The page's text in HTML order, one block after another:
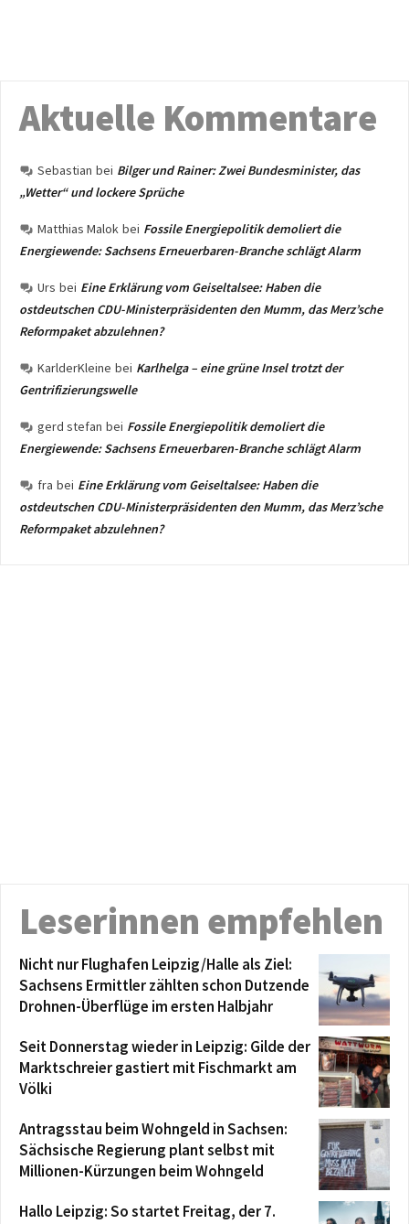
Aktuelle Kommentare
Sebastian bei Bilger und Rainer: Zwei Bundesminister, das
„Wetter“ und lockere Sprüche
Matthias Malok bei Fossile Energiepolitik demoliert die
Energiewende: Sachsens Erneuerbaren-Branche schlägt Alarm
Urs bei Eine Erklärung vom Geiseltalsee: Haben die
ostdeutschen CDU-Ministerpräsidenten den Mumm, das Merz’sche
Reformpaket abzulehnen?
KarlderKleine bei Karlhelga – eine grüne Insel trotzt der
Gentrifizierungswelle
gerd stefan bei Fossile Energiepolitik demoliert die
Energiewende: Sachsens Erneuerbaren-Branche schlägt Alarm
fra bei Eine Erklärung vom Geiseltalsee: Haben die
ostdeutschen CDU-Ministerpräsidenten den Mumm, das Merz’sche
Reformpaket abzulehnen?
Leserinnen empfehlen
Nicht nur Flughafen Leipzig/Halle als Ziel:
Sachsens Ermittler zählten schon Dutzende
Drohnen-Überflüge im ersten Halbjahr
Seit Donnerstag wieder in Leipzig: Gilde der
Marktschreier gastiert mit Fischmarkt am
Völki
Antragsstau beim Wohngeld in Sachsen:
Sächsische Regierung plant selbst mit
Millionen-Kürzungen beim Wohngeld
Hallo Leipzig: So startet Freitag, der 7.